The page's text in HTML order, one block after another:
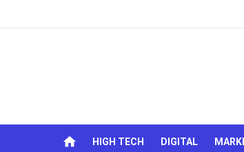
home HIGH TECH DIGITAL